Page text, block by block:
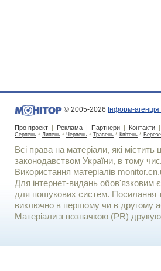
© 2005-2026 Інформ-агенція
Про проект | Реклама | Партнери | Контакти |
Серпень * Липень * Червень * Травень * Квітень *
Всі права на матеріали, які містить
законодавством України, в тому
Використання матерiалiв
Для iнтернет-видань обов'язковим
для пошукових систем. Посилання
виключно в першому чи в другому
Матеріали з позначкою (PR)